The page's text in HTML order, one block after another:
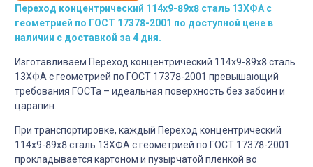
Переход концентрический 114х9-89х8 сталь 13ХФА с
геометрией по ГОСТ 17378-2001 по доступной цене в
наличии с доставкой за 4 дня.
Изготавливаем Переход концентрический 114х9-89х8 сталь
13ХФА с геометрией по ГОСТ 17378-2001 превышающий
требования ГОСТа – идеальная поверхность без забоин и
царапин.
При транспортировке, каждый Переход концентрический
114х9-89х8 сталь 13ХФА с геометрией по ГОСТ 17378-2001
прокладывается картоном и пузырчатой пленкой во